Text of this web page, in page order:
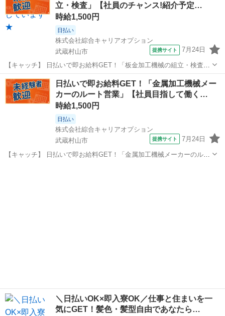
立・検査」【社員のチャンス!紹介予定…
時給1,500円
日払い
株式会社綜合キャリアオプション
武蔵村山市
提携サイト 7月24日
【キャッチ】 日払いで即お給料GET！「板金加工機械の組立・検査」
【社員のチャンス!紹介予定派遣!】経験がなくても大丈夫☆メリハリ一
番・ノー残業♪高時給1500円！ 【コメント】 製造のお仕事をお探しの
方必見！ 「経験な...
東京 武蔵村山市 工場
日払いで即お給料GET！「金属加工機械メー
カーのルート営業」【社員目指して働く…
時給1,500円
日払い
株式会社綜合キャリアオプション
武蔵村山市
提携サイト 7月24日
【キャッチ】 日払いで即お給料GET！「金属加工機械メーカーのルー
＼日払いOK×即入寮OK／仕事と住まいを一
気にGET！髪色・髪型自由であなたら…